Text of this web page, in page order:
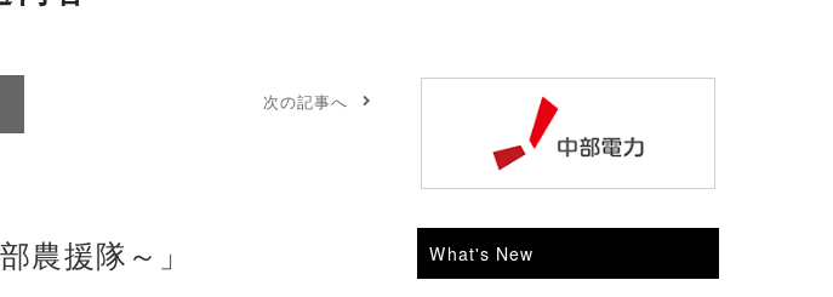
次の記事へ
農援隊～」 What's New